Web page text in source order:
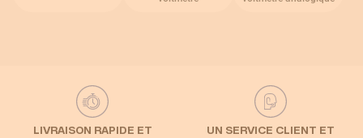
LIVRAISON RAPIDE ET
UN SERVICE CLIENT ET